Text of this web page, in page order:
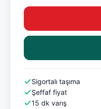
Sigortalı taşıma
Şeffaf fiyat
15 dk varış